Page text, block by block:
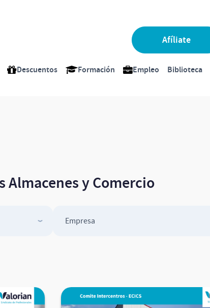
Afíliate
Descuentos Formación Empleo Biblioteca
Almacenes y Comercio